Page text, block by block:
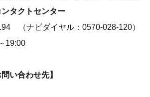
タクトセンター
（ナビダイヤル：0570-028-120）
19:00
い合わせ先】